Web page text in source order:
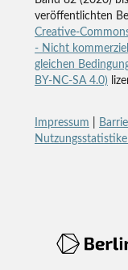
veröffentlichten
Creative-
- Nicht
gleichen
BY-NC-SA 4.0)
Impressum